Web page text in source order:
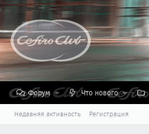
Форум Что нового
Недавняя активность Регистрация